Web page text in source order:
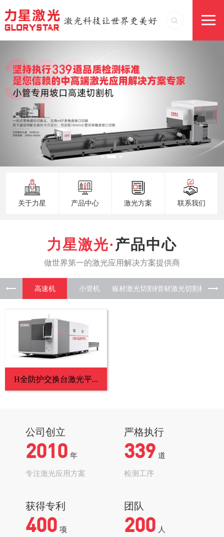
关于力星 产品中心 激光方案 联系我们
产品中心
高速机 小管机 板材激光 管材激光 板管
H全防护交换台激光平...
公司创立
2010 年
专注激光应用方案
严格执行
339 道
检测工序
获得专利
400 项
团队
200 人